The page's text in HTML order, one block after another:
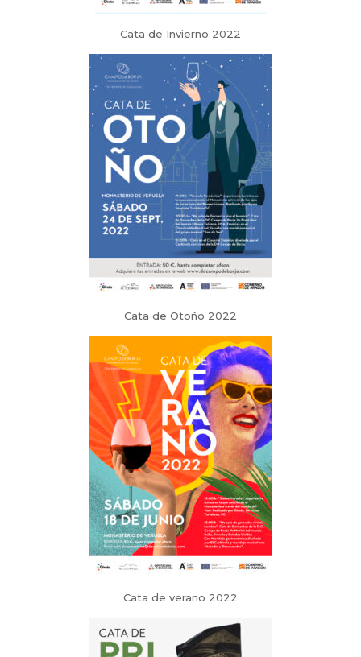
Cata de Invierno 2022
Cata de Otoño 2022
Cata de verano 2022